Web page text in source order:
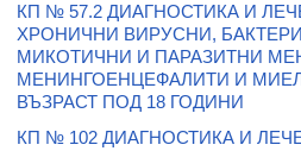
КП № 57.2 ДИАГНОСТИКА И
ХРОНИЧНИ ВИРУСНИ,
МИКОТИЧНИ И ПАРАЗИТНИ
МЕНИНГОЕНЦЕФАЛИТИ И
ВЪЗРАСТ ПОД 18 ГОДИНИ
КП № 102 ДИАГНОСТИКА И